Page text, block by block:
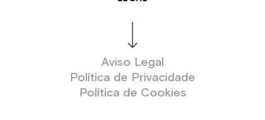
Aviso Legal
Política de Privacidade
Política de Cookies